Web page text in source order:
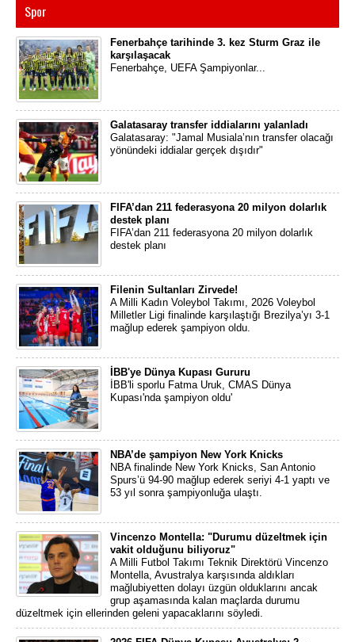
Spor
Fenerbahçe tarihinde 3. kez Sturm Graz ile
karşılaşacak
Fenerbahçe, UEFA Şampiyonlar...
Galatasaray transfer iddialarını yalanladı
Galatasaray: "Jamal Musiala’nın transfer olacağı
yönündeki iddialar gerçek dışıdır"
FIFA’dan 211 federasyona 20 milyon dolarlık
destek planı
FIFA’dan 211 federasyona 20 milyon dolarlık
destek planı
Filenin Sultanları Zirvede!
A Milli Kadın Voleybol Takımı, 2026 Voleybol
Milletler Ligi finalinde karşılaştığı Brezilya’yı 3-1
mağlup ederek şampiyon oldu.
İBB'ye Dünya Kupası Gururu
İBB'li sporlu Fatma Uruk, CMAS Dünya
Kupası'nda şampiyon oldu'
NBA’de şampiyon New York Knicks
NBA finalinde New York Knicks, San Antonio
Spurs’ü 94-90 mağlup ederek seriyi 4-1 yaptı ve
53 yıl sonra şampiyonluğa ulaştı.
Vincenzo Montella: "Durumu düzeltmek için
vakit olduğunu biliyoruz"
A Milli Futbol Takımı Teknik Direktörü Vincenzo
Montella, Avustralya karşısında aldıkları
mağlubiyetten dolayı üzgün olduklarını ancak
grup aşamasında kalan maçlarda durumu
düzeltmek için ellerinden geleni yapacaklarını söyledi.